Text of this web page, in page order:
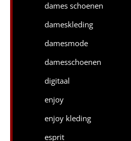
dames schoenen
dameskleding
damesmode
damesschoenen
digitaal
enjoy
enjoy kleding
esprit